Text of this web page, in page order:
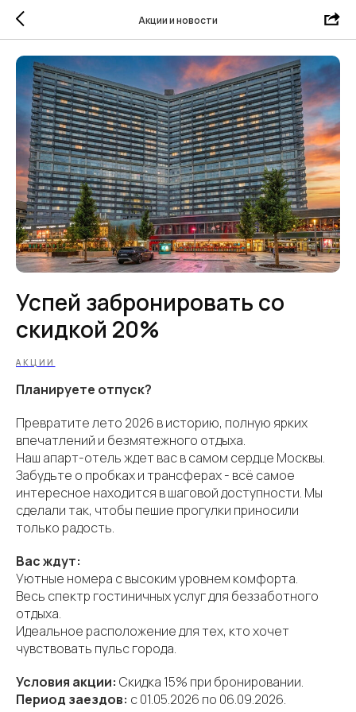
Акции и новости
Успей забронировать со
скидкой 20%
АКЦИИ
Планируете отпуск?
Превратите лето 2026 в историю, полную ярких
впечатлений и безмятежного отдыха.
Наш апарт-отель ждет вас в самом сердце Москвы.
Забудьте о пробках и трансферах - всё самое
интересное находится в шаговой доступности. Мы
сделали так, чтобы пешие прогулки приносили
только радость.
Вас ждут:
Уютные номера с высоким уровнем комфорта.
Весь спектр гостиничных услуг для беззаботного
отдыха.
Идеальное расположение для тех, кто хочет
чувствовать пульс города.
Условия акции: Скидка 15% при бронировании.
Период заездов: с 01.05.2026 по 06.09.2026.